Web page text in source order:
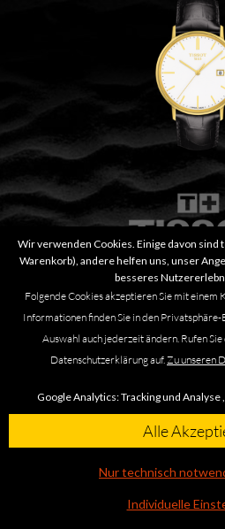
Goldrun 18K Gold
3.695,00
Wir verwenden Cookies. Einige davon sind
Warenkorb), andere helfen uns, unser
besseres
Folgende Cookies akzeptieren Sie mit
Informationen finden Sie in den
Auswahl auch jederzeit ändern. Rufen
Datenschutzerklärung auf.Zu unseren
Google Analytics:Tracking und Analyse ,
Individuelle
Nur technisch
Alle